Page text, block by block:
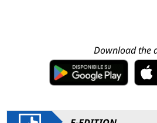
Download the